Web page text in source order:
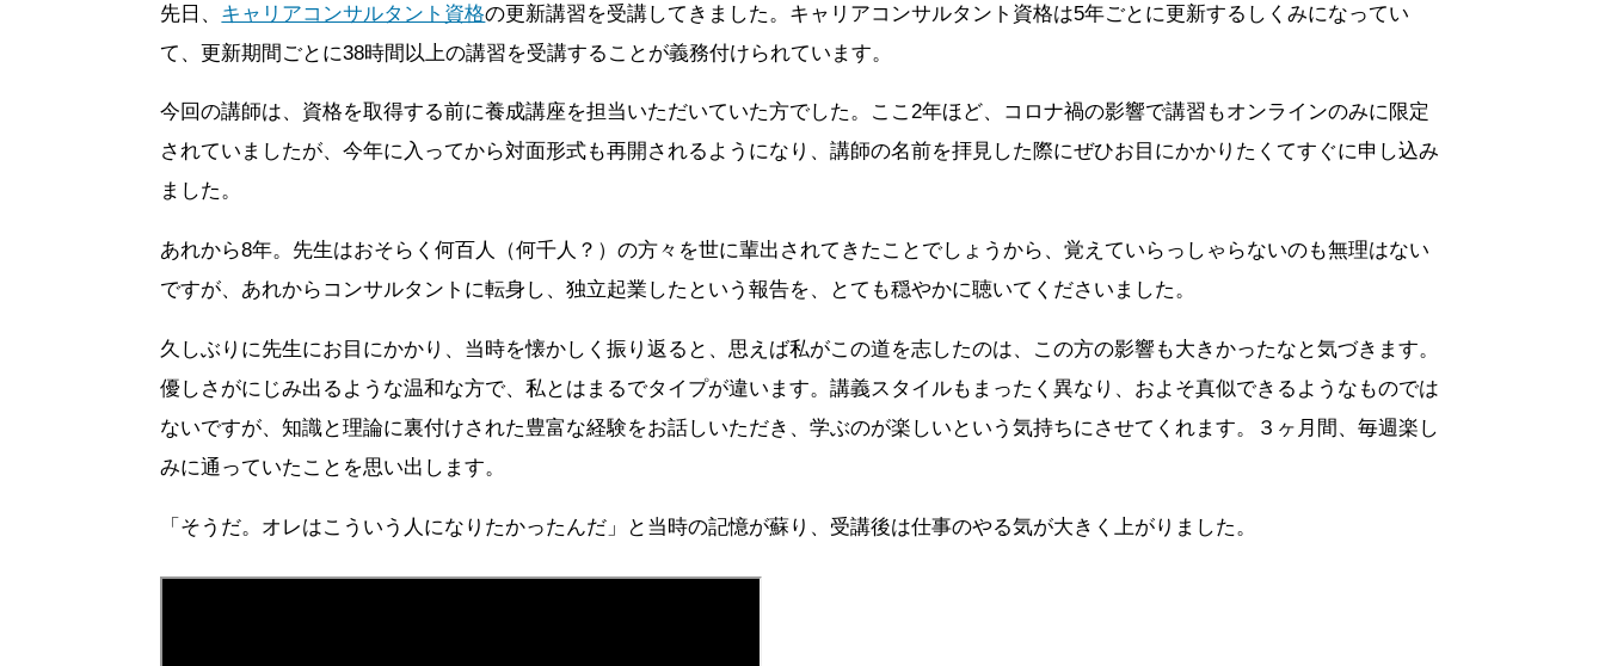
先日、 キャリアコンサルタント資格の更新講習を受講してきました。キャリアコンサルタント資格は5年ごとに更新するしくみになってい
て、更新期間ごとに38時間以上の講習を受講することが義務付けられています。
今回の講師は、資格を取得する前に養成講座を担当いただいていた方でした。ここ2年ほど、コロナ禍の影響で講習もオンラインのみに限定
されていましたが、今年に入ってから対面形式も再開されるようになり、講師の名前を拝見した際にぜひお目にかかりたくてすぐに申し込み
ました。
あれから8年。先生はおそらく何百人（何千人？）の方々を世に輩出されてきたことでしょうから、覚えていらっしゃらないのも無理はない
ですが、あれからコンサルタントに転身し、独立起業したという報告を、とても穏やかに聴いてくださいました。
久しぶりに先生にお目にかかり、当時を懐かしく振り返ると、思えば私がこの道を志したのは、この方の影響も大きかったなと気づきます。
優しさがにじみ出るような温和な方で、私とはまるでタイプが違います。講義スタイルもまったく異なり、およそ真似できるようなものでは
ないですが、知識と理論に裏付けされた豊富な経験をお話しいただき、学ぶのが楽しいという気持ちにさせてくれます。３ヶ月間、毎週楽し
みに通っていたことを思い出します。
「そうだ。オレはこういう人になりたかったんだ」と当時の記憶が蘇り、受講後は仕事のやる気が大きく上がりました。